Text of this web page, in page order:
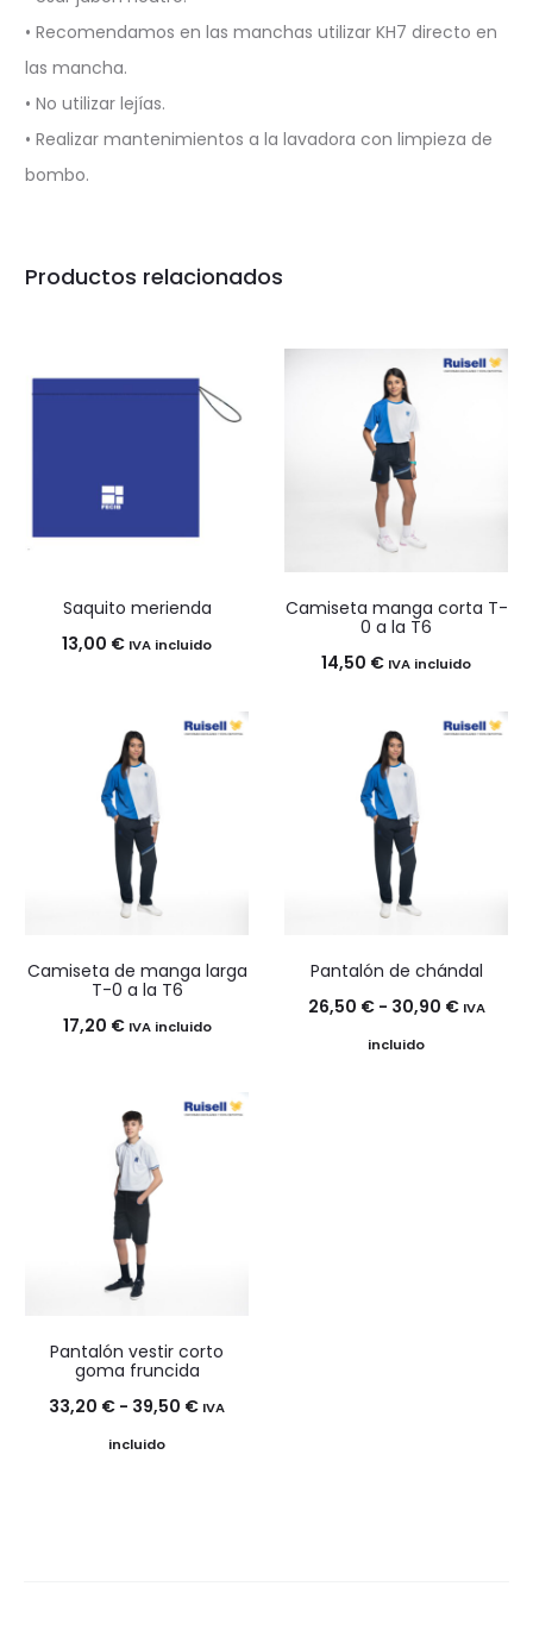
• Recomendamos en las manchas utilizar KH7 directo en
las mancha.
• No utilizar lejías.
• Realizar mantenimientos a la lavadora con limpieza de
bombo.
Productos relacionados
Saquito merienda
13,00 € IVA incluido
Camiseta manga corta T-
0 a la T6
14,50 € IVA incluido
Camiseta de manga larga
T-0 a la T6
17,20 € IVA incluido
Pantalón de chándal
26,50 € - 30,90 €Rango
IVA
incluido
Pantalón vestir corto
goma fruncida
33,20 € - 39,50 €Rango
IVA
incluido